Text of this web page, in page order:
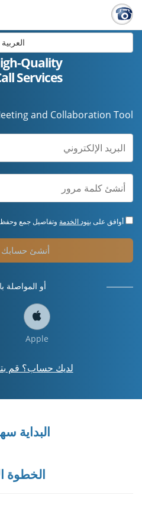
Quality
Services
and Collaboration Tool
أوافق علىبنود الخدمة وتفاصيل جمع وحفظ
أنشئ حسابك
أو المواصلة
Apple
لديك حساب؟ قم
البداية
الخطوة